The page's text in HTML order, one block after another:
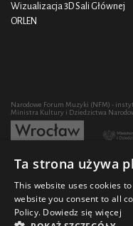
Wizualizacja 3D Sali Głównej
ORLEN
Narodowe Forum Muzyki (NFM) -
Ministra Kultury i Dziedzictwa
Rozwój działalności artystycznej i
Ta strona używa
This website uses cookies
website you consent to all
Policy. Dowiedz się więcej